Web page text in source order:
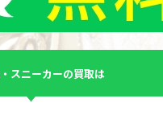
スニーカーの買取は